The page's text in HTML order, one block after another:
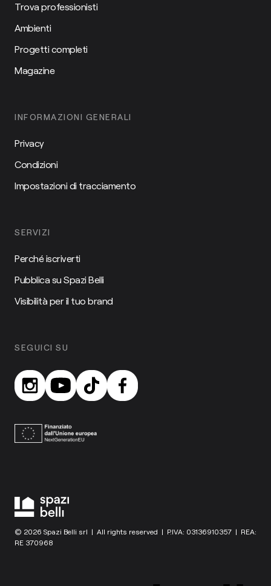
Trova professionisti
Ambienti
Progetti completi
Magazine
INFORMAZIONI GENERALI
Privacy
Condizioni
Impostazioni di tracciamento
SERVIZI
Perché iscriverti
Pubblica su Spazi Belli
Visibilità per il tuo brand
SEGUICI SU
© 2026 Spazi Belli srl | All rights reserved | P.IVA: 03136910357 | REA:
RE 370968